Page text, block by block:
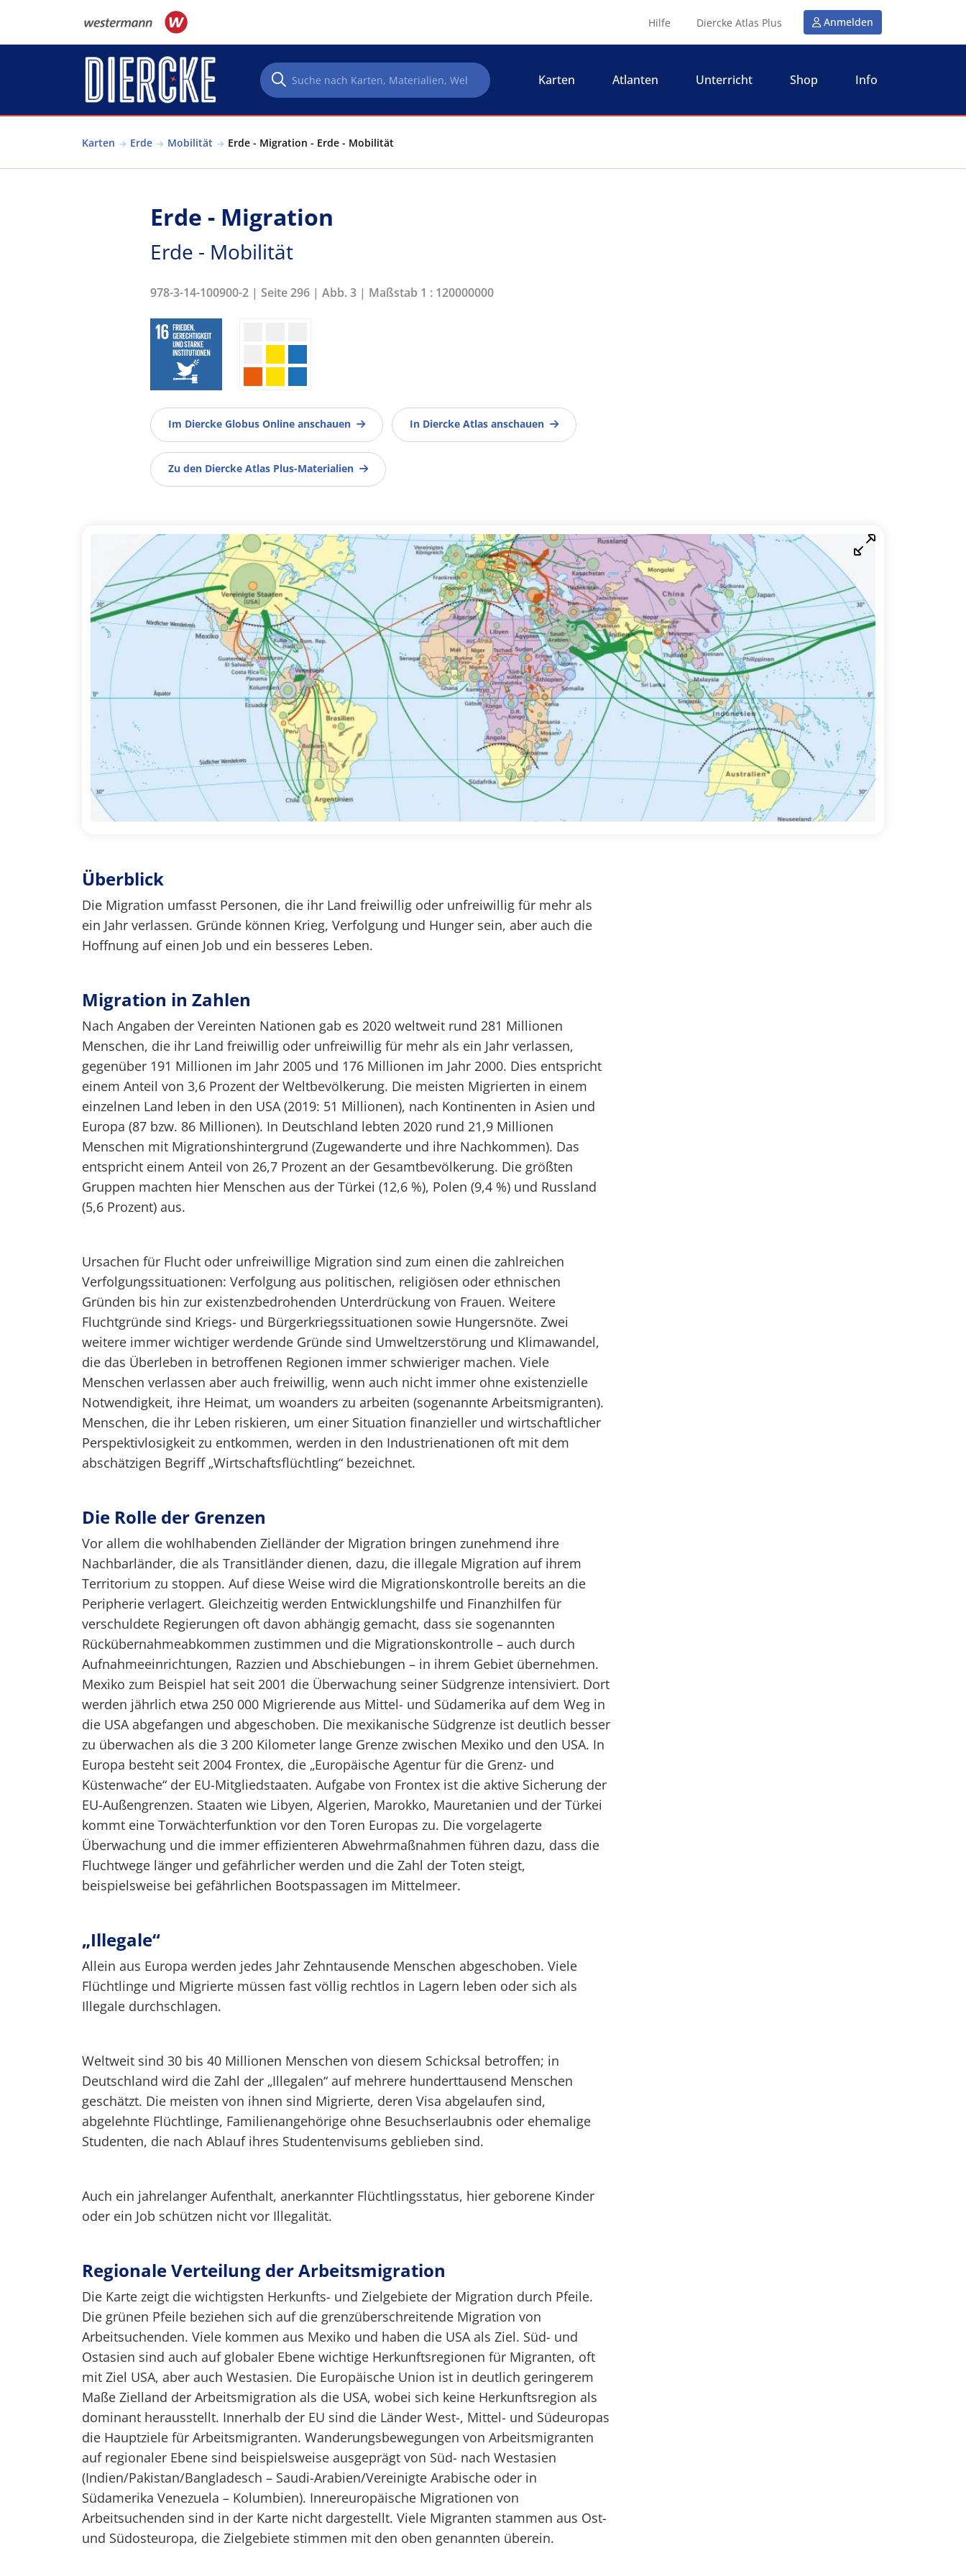
Hilfe Diercke Atlas Plus Anmelden
Karten Atlanten Unterricht Shop Info
Karten Erde Mobilität Erde - Migration - Erde - Mobilität
Erde - Migration
Erde - Mobilität
978-3-14-100900-2 | Seite 296 | Abb. 3 | Maßstab 1 : 120000000
Im Diercke Globus Online anschauen In Diercke Atlas anschauen
Zu den Diercke Atlas Plus-Materialien
Überblick
Die Migration umfasst Personen, die ihr Land freiwillig oder unfreiwillig für mehr als
ein Jahr verlassen. Gründe können Krieg, Verfolgung und Hunger sein, aber auch die
Hoffnung auf einen Job und ein besseres Leben.
Migration in Zahlen
Nach Angaben der Vereinten Nationen gab es 2020 weltweit rund 281 Millionen
Menschen, die ihr Land freiwillig oder unfreiwillig für mehr als ein Jahr verlassen,
gegenüber 191 Millionen im Jahr 2005 und 176 Millionen im Jahr 2000. Dies entspricht
einem Anteil von 3,6 Prozent der Weltbevölkerung. Die meisten Migrierten in einem
einzelnen Land leben in den USA (2019: 51 Millionen), nach Kontinenten in Asien und
Europa (87 bzw. 86 Millionen). In Deutschland lebten 2020 rund 21,9 Millionen
Menschen mit Migrationshintergrund (Zugewanderte und ihre Nachkommen). Das
entspricht einem Anteil von 26,7 Prozent an der Gesamtbevölkerung. Die größten
Gruppen machten hier Menschen aus der Türkei (12,6 %), Polen (9,4 %) und Russland
(5,6 Prozent) aus.
Ursachen für Flucht oder unfreiwillige Migration sind zum einen die zahlreichen
Verfolgungssituationen: Verfolgung aus politischen, religiösen oder ethnischen
Gründen bis hin zur existenzbedrohenden Unterdrückung von Frauen. Weitere
Fluchtgründe sind Kriegs- und Bürgerkriegssituationen sowie Hungersnöte. Zwei
weitere immer wichtiger werdende Gründe sind Umweltzerstörung und Klimawandel,
die das Überleben in betroffenen Regionen immer schwieriger machen. Viele
Menschen verlassen aber auch freiwillig, wenn auch nicht immer ohne existenzielle
Notwendigkeit, ihre Heimat, um woanders zu arbeiten (sogenannte Arbeitsmigranten).
Menschen, die ihr Leben riskieren, um einer Situation finanzieller und wirtschaftlicher
Perspektivlosigkeit zu entkommen, werden in den Industrienationen oft mit dem
abschätzigen Begriff „Wirtschaftsflüchtling“ bezeichnet.
Die Rolle der Grenzen
Vor allem die wohlhabenden Zielländer der Migration bringen zunehmend ihre
Nachbarländer, die als Transitländer dienen, dazu, die illegale Migration auf ihrem
Territorium zu stoppen. Auf diese Weise wird die Migrationskontrolle bereits an die
Peripherie verlagert. Gleichzeitig werden Entwicklungshilfe und Finanzhilfen für
verschuldete Regierungen oft davon abhängig gemacht, dass sie sogenannten
Rückübernahmeabkommen zustimmen und die Migrationskontrolle – auch durch
Aufnahmeeinrichtungen, Razzien und Abschiebungen – in ihrem Gebiet übernehmen.
Mexiko zum Beispiel hat seit 2001 die Überwachung seiner Südgrenze intensiviert. Dort
werden jährlich etwa 250 000 Migrierende aus Mittel- und Südamerika auf dem Weg in
die USA abgefangen und abgeschoben. Die mexikanische Südgrenze ist deutlich besser
zu überwachen als die 3 200 Kilometer lange Grenze zwischen Mexiko und den USA. In
Europa besteht seit 2004 Frontex, die „Europäische Agentur für die Grenz- und
Küstenwache“ der EU-Mitgliedstaaten. Aufgabe von Frontex ist die aktive Sicherung der
EU-Außengrenzen. Staaten wie Libyen, Algerien, Marokko, Mauretanien und der Türkei
kommt eine Torwächterfunktion vor den Toren Europas zu. Die vorgelagerte
Überwachung und die immer effizienteren Abwehrmaßnahmen führen dazu, dass die
Fluchtwege länger und gefährlicher werden und die Zahl der Toten steigt,
beispielsweise bei gefährlichen Bootspassagen im Mittelmeer.
„Illegale“
Allein aus Europa werden jedes Jahr Zehntausende Menschen abgeschoben. Viele
Flüchtlinge und Migrierte müssen fast völlig rechtlos in Lagern leben oder sich als
Illegale durchschlagen.
Weltweit sind 30 bis 40 Millionen Menschen von diesem Schicksal betroffen; in
Deutschland wird die Zahl der „Illegalen“ auf mehrere hunderttausend Menschen
geschätzt. Die meisten von ihnen sind Migrierte, deren Visa abgelaufen sind,
abgelehnte Flüchtlinge, Familienangehörige ohne Besuchserlaubnis oder ehemalige
Studenten, die nach Ablauf ihres Studentenvisums geblieben sind.
Auch ein jahrelanger Aufenthalt, anerkannter Flüchtlingsstatus, hier geborene Kinder
oder ein Job schützen nicht vor Illegalität.
Regionale Verteilung der Arbeitsmigration
Die Karte zeigt die wichtigsten Herkunfts- und Zielgebiete der Migration durch Pfeile.
Die grünen Pfeile beziehen sich auf die grenzüberschreitende Migration von
Arbeitsuchenden. Viele kommen aus Mexiko und haben die USA als Ziel. Süd- und
Ostasien sind auch auf globaler Ebene wichtige Herkunftsregionen für Migranten, oft
mit Ziel USA, aber auch Westasien. Die Europäische Union ist in deutlich geringerem
Maße Zielland der Arbeitsmigration als die USA, wobei sich keine Herkunftsregion als
dominant herausstellt. Innerhalb der EU sind die Länder West-, Mittel- und Südeuropas
die Hauptziele für Arbeitsmigranten. Wanderungsbewegungen von Arbeitsmigranten
auf regionaler Ebene sind beispielsweise ausgeprägt von Süd- nach Westasien
(Indien/Pakistan/Bangladesch – Saudi-Arabien/Vereinigte Arabische oder in
Südamerika Venezuela – Kolumbien). Innereuropäische Migrationen von
Arbeitsuchenden sind in der Karte nicht dargestellt. Viele Migranten stammen aus Ost-
und Südosteuropa, die Zielgebiete stimmen mit den oben genannten überein.